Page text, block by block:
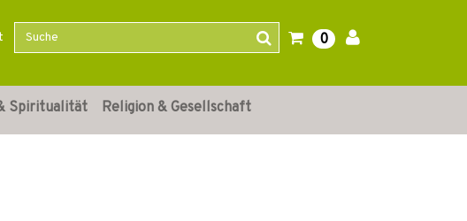
0
Spiritualität Religion & Gesellschaft